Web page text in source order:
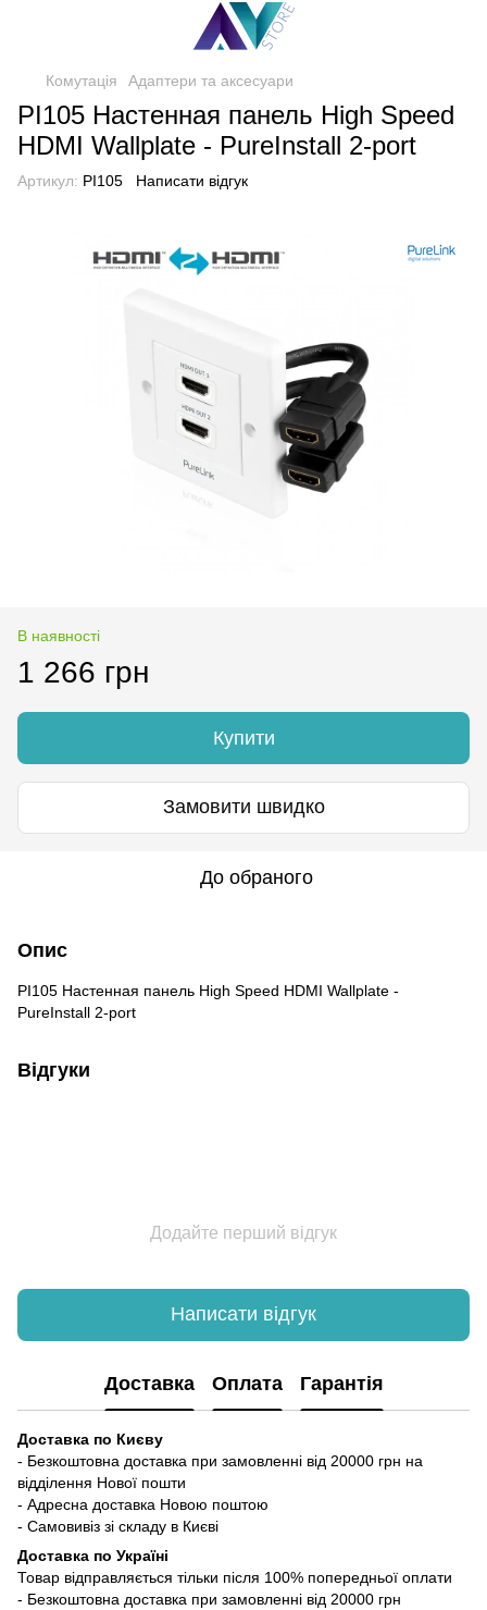
Комутація Адаптери та аксесуари
PI105 Настенная панель High Speed
HDMI Wallplate - PureInstall 2-port
Артикул: PI105 Написати відгук
В наявності
1 266 грн
Купити
Замовити швидко
До обраного
Опис
PI105 Настенная панель High Speed HDMI Wallplate -
PureInstall 2-port
Відгуки
Додайте перший відгук
Написати відгук
Доставка Оплата Гарантія
Доставка по Києву
- Безкоштовна доставка при замовленні від 20000 грн на
відділення Нової пошти
- Адресна доставка Новою поштою
- Самовивіз зі складу в Києві
Доставка по Україні
Товар відправляється тільки після 100% попередньої оплати
- Безкоштовна доставка при замовленні від 20000 грн